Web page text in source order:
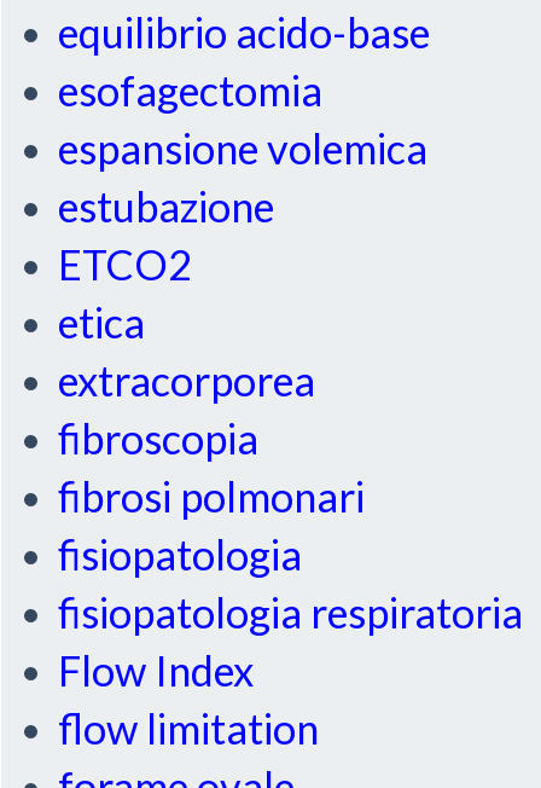
equilibrio acido-base
esofagectomia
espansione volemica
estubazione
ETCO2
etica
extracorporea
fibroscopia
fibrosi polmonari
fisiopatologia
fisiopatologia respiratoria
Flow Index
flow limitation